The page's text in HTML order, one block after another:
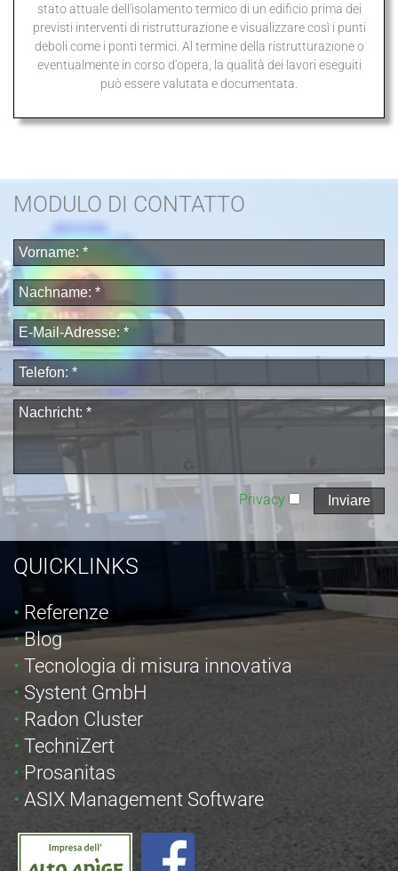
stato attuale dell'isolamento termico di un edificio prima dei
previsti interventi di ristrutturazione e visualizzare così i punti
deboli come i ponti termici. Al termine della ristrutturazione o
eventualmente in corso d'opera, la qualità dei lavori eseguiti
può essere valutata e documentata.
MODULO DI CONTATTO
Privacy
QUICKLINKS
Referenze
Blog
Tecnologia di misura innovativa
Systent GmbH
Radon Cluster
TechniZert
Prosanitas
ASIX Management Software